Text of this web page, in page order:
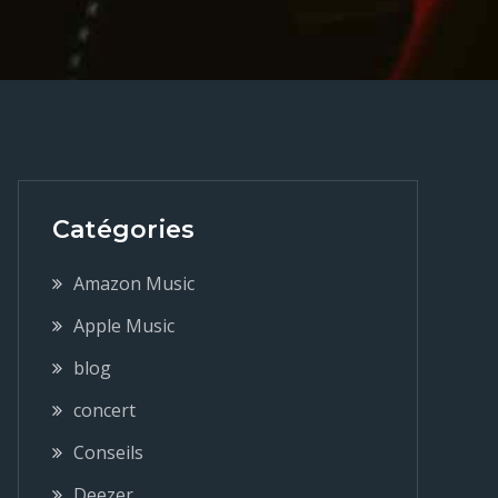
Catégories
Amazon Music
Apple Music
blog
concert
Conseils